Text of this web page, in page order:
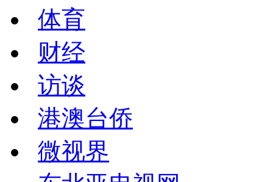
体育
财经
访谈
港澳台侨
微视界